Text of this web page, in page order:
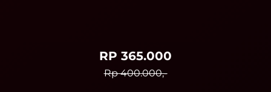
RP 365.000
Rp 400.000,-